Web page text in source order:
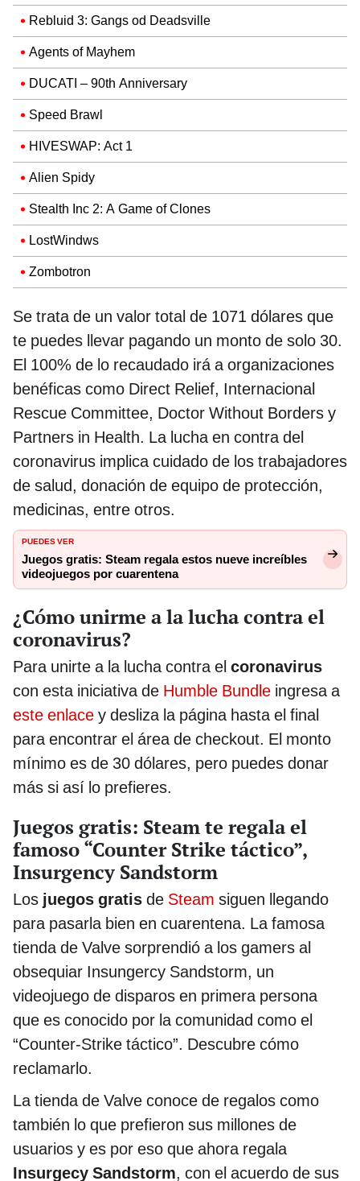
Rebluid 3: Gangs od Deadsville
Agents of Mayhem
DUCATI – 90th Anniversary
Speed Brawl
HIVESWAP: Act 1
Alien Spidy
Stealth Inc 2: A Game of Clones
LostWindws
Zombotron
Se trata de un valor total de 1071 dólares que
te puedes llevar pagando un monto de solo 30.
El 100% de lo recaudado irá a organizaciones
benéficas como Direct Relief, Internacional
Rescue Committee, Doctor Without Borders y
Partners in Health. La lucha en contra del
coronavirus implica cuidado de los trabajadores
de salud, donación de equipo de protección,
medicinas, entre otros.
PUEDES VER
Juegos gratis: Steam regala estos nueve increíbles
videojuegos por cuarentena
¿Cómo unirme a la lucha contra el
coronavirus?
Para unirte a la lucha contra el coronavirus
con esta iniciativa de Humble Bundle ingresa a
este enlace y desliza la página hasta el final
para encontrar el área de checkout. El monto
mínimo es de 30 dólares, pero puedes donar
más si así lo prefieres.
Juegos gratis: Steam te regala el
famoso “Counter Strike táctico”,
Insurgency Sandstorm
Los juegos gratis de Steam siguen llegando
para pasarla bien en cuarentena. La famosa
tienda de Valve sorprendió a los gamers al
obsequiar Insungercy Sandstorm, un
videojuego de disparos en primera persona
que es conocido por la comunidad como el
“Counter-Strike táctico”. Descubre cómo
reclamarlo.
La tienda de Valve conoce de regalos como
también lo que prefieron sus millones de
usuarios y es por eso que ahora regala
Insurgecy Sandstorm, con el acuerdo de sus